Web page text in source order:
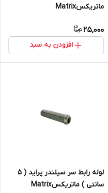
ماتریکسMatrix
25,000
افزودن به سبد
لوله رابط سر سیلندر پراید ( ۵
سانتی ) ماتریکسMatrix